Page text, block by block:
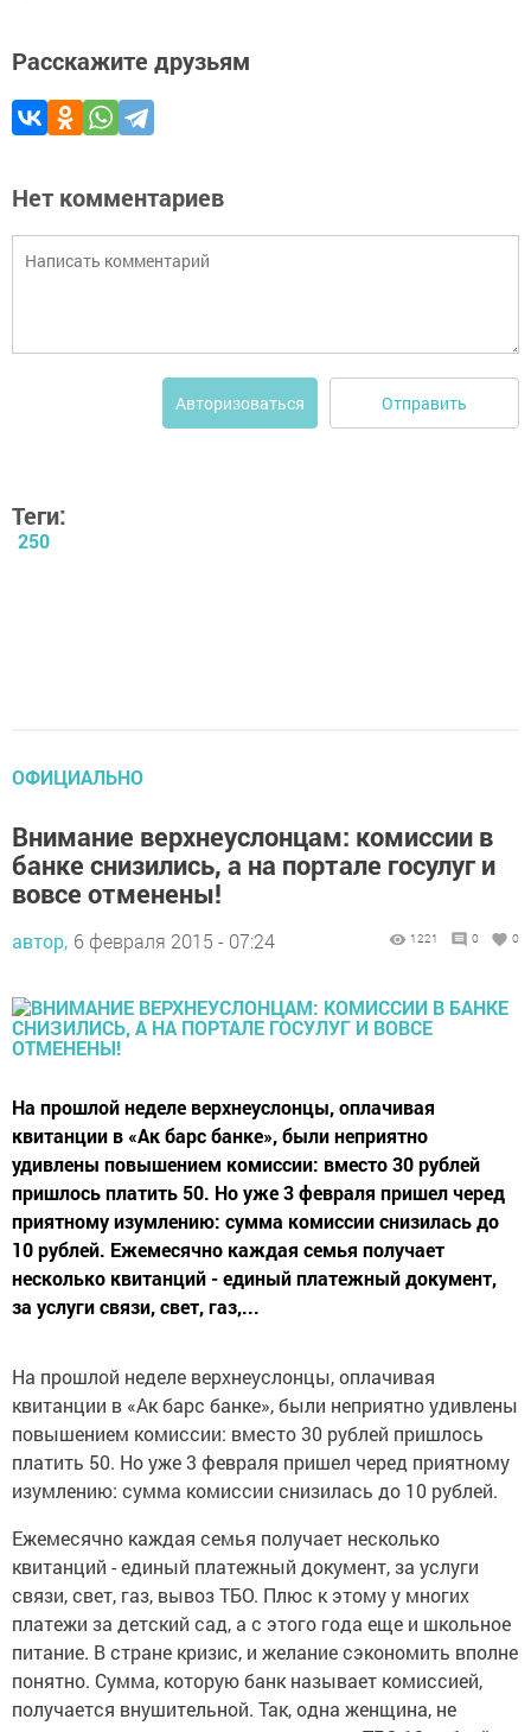
Расскажите друзьям
Нет комментариев
Авторизоваться Отправить
Теги:
250
ОФИЦИАЛЬНО
Внимание верхнеуслонцам: комиссии в
банке снизились, а на портале госулуг и
вовсе отменены!
автор, 6 февраля 2015 - 07:24 1221 0 0
На прошлой неделе верхнеуслонцы, оплачивая
квитанции в «Ак барс банке», были неприятно
удивлены повышением комиссии: вместо 30 рублей
пришлось платить 50. Но уже 3 февраля пришел черед
приятному изумлению: сумма комиссии снизилась до
10 рублей. Ежемесячно каждая семья получает
несколько квитанций - единый платежный документ,
за услуги связи, свет, газ,...
На прошлой неделе верхнеуслонцы, оплачивая
квитанции в «Ак барс банке», были неприятно удивлены
повышением комиссии: вместо 30 рублей пришлось
платить 50. Но уже 3 февраля пришел черед приятному
изумлению: сумма комиссии снизилась до 10 рублей.
Ежемесячно каждая семья получает несколько
квитанций - единый платежный документ, за услуги
связи, свет, газ, вывоз ТБО. Плюс к этому у многих
платежи за детский сад, а с этого года еще и школьное
питание. В стране кризис, и желание сэкономить вполне
понятно. Сумма, которую банк называет комиссией,
получается внушительной. Так, одна женщина, не